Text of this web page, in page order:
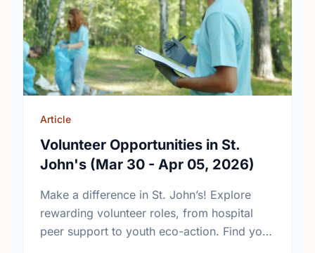
Article
Volunteer Opportunities in St.
John's (Mar 30 - Apr 05, 2026)
Make a difference in St. John’s! Explore
rewarding volunteer roles, from hospital
peer support to youth eco-action. Find your